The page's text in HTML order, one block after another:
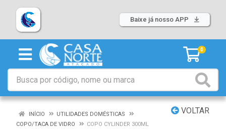
Baixe já nosso APP
0
VOLTAR
INÍCIO
UTILIDADES DOMÉSTICAS
COPO/TACA DE VIDRO
COPO CYLINDER 300ML